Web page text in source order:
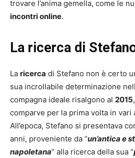
trovare l’anima gemella, come le
incontri online.
La ricerca di
La ricerca di Stefano non è certo
sua incrollabile determinazione
compagna ideale risalgono al 2015
comparve per la prima volta in vari
All’epoca, Stefano si presentava
anni, proveniente da “un’antica e
napoletana” alla ricerca della sua “